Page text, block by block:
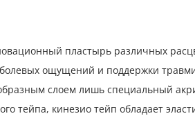
пластырь различных
ощущений и поддержки
слоем лишь специальный
тейпа, кинезио тейп обладает